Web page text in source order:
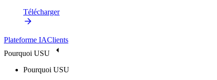
Télécharger
Plateforme IAClients
Pourquoi USU
Pourquoi USU